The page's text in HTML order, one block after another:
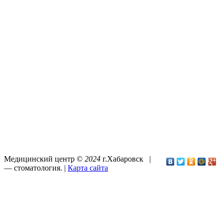
Медицинский центр © 2024 г.Хабаровск |
— стоматология. | Карта сайта